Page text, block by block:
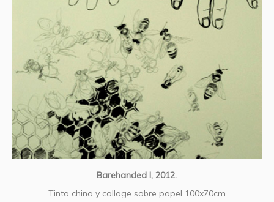
Barehanded I, 2012.
Tinta china y collage sobre papel 100x70cm